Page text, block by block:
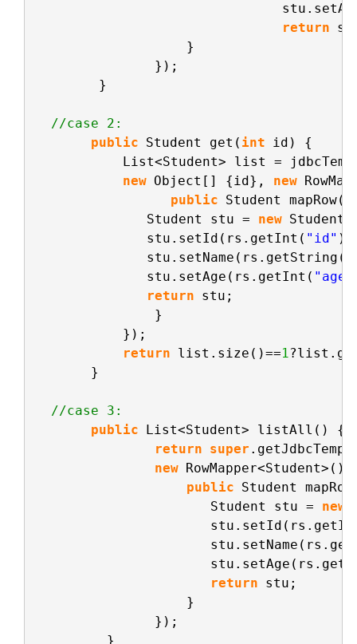
return
}
});
}
//case 2:
public Student get( int id) {
List<Student> list =
new Object[] {id}, new
public Student
Student stu = new
stu.setId(rs.getInt( "id"
stu.setName(rs.getString(
stu.setAge(rs.getInt( "age"
return stu;
}
});
return list.size()==1
}
//case 3:
public List<Student>
return super
new RowMapper<Student>()
public Student
Student stu = new
return stu;
}
});
}